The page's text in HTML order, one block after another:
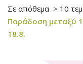
Σε απόθεμα > 10 τεμ.
Παράδοση μεταξύ
18.8.